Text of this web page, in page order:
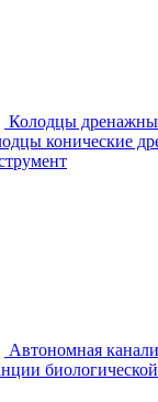
Колодцы
конические
Автономная